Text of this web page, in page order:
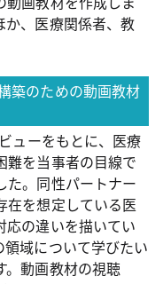
か、医療関係者、教
築のための動画教材
ューをもとに、医療
難を当事者の目線で
た。同性パートナー
在を想定している医
応の違いを描いてい
領域について学びたい
。動画教材の視聴